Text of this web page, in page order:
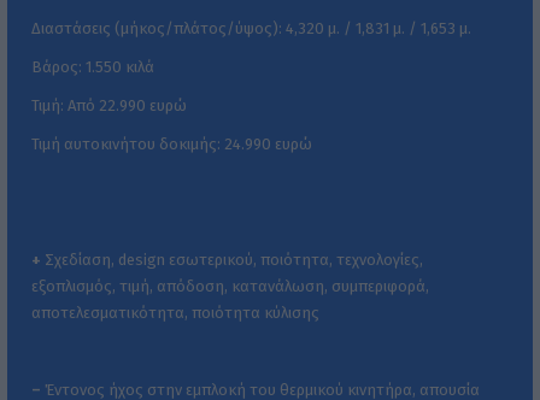
Διαστάσεις (μήκος/πλάτος/ύψος): 4,320 μ. / 1,831 μ. / 1,653 μ.
Βάρος: 1.550 κιλά
Τιμή: Από 22.990 ευρώ
Τιμή αυτοκινήτου δοκιμής: 24.990 ευρώ
+ Σχεδίαση, design εσωτερικού, ποιότητα, τεχνολογίες,
εξοπλισμός, τιμή, απόδοση, κατανάλωση, συμπεριφορά,
αποτελεσματικότητα, ποιότητα κύλισης
– Έντονος ήχος στην εμπλοκή του θερμικού κινητήρα, απουσία